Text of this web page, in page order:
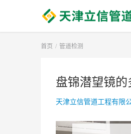
首页 管道检测
盘锦潜望镜
天津立信管道工程有限